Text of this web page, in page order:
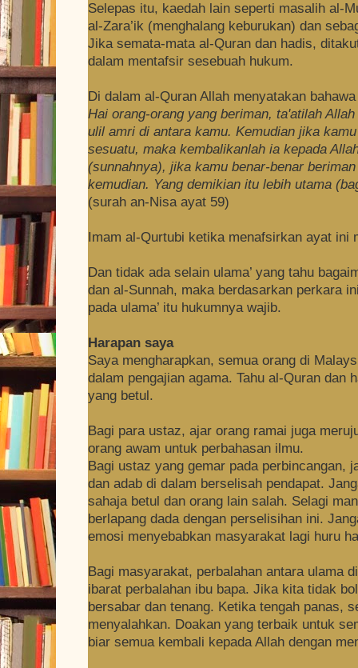
Selepas itu, kaedah lain seperti masalih al-
al-Zara’ik (menghalang keburukan) dan
Jika semata-mata al-Quran dan hadis,
dalam mentafsir sesebuah hukum.
Di dalam al-Quran Allah menyatakan
Hai orang-orang yang beriman, ta'atilah
ulil amri di antara kamu. Kemudian jika
sesuatu, maka kembalikanlah ia kepada
(sunnahnya), jika kamu benar-benar
kemudian. Yang demikian itu lebih utama
(surah an-Nisa ayat 59)
Imam al-Qurtubi ketika menafsirkan ayat ini
Dan tidak ada selain ulama’ yang tahu
dan al-Sunnah, maka berdasarkan perkara
pada ulama’ itu hukumnya wajib.
Harapan saya
Saya mengharapkan, semua orang di
dalam pengajian agama. Tahu al-Quran dan
yang betul.
Bagi para ustaz, ajar orang ramai juga
orang awam untuk perbahasan ilmu.
Bagi ustaz yang gemar pada perbincangan,
dan adab di dalam berselisah pendapat.
sahaja betul dan orang lain salah. Selagi
berlapang dada dengan perselisihan ini.
emosi menyebabkan masyarakat lagi huru
Bagi masyarakat, perbalahan antara ulama
ibarat perbalahan ibu bapa. Jika kita tidak
bersabar dan tenang. Ketika tengah panas,
menyalahkan. Doakan yang terbaik untuk
biar semua kembali kepada Allah dengan